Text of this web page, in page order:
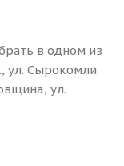
в одном из
ул. Сырокомли
ул.